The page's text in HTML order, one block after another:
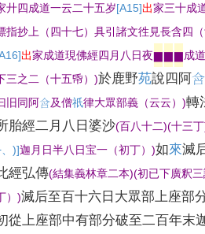
廾四成道一云二十五岁[A15]出家三十成
指抄上（四十七）具引諸文徃見長含四
出家成道現佛經四月八日夜▆▆▆成
三之二（十五帋）)於鹿野苑說四阿 𭇥
旧同阿𭇥及僧祇律大眾部義（云云）)轉
胎經二月八日婆沙(百八十二)(十三丁
)]迦月日半八日宝一（初丁）)如來滅
經弘傳(結集義林章二本)(初已下廣釈
）)滅后至 百十六日大眾部上座部
從上座部中有部分破至二百年末